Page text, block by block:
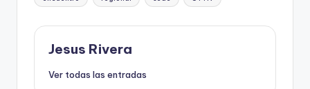
Jesus Rivera
Ver todas las entradas